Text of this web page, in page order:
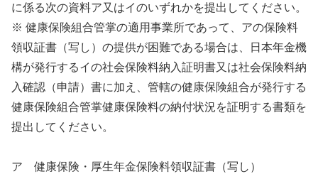
に係る次の資料ア又はイのいずれかを提出してください。
※ 健康保険組合管掌の適用事業所であって、アの保険料
領収証書（写し）の提供が困難である場合は、日本年金機
構が発行するイの社会保険料納入証明書又は社会保険料納
入確認（申請）書に加え、管轄の健康保険組合が発行する
健康保険組合管掌健康保険料の納付状況を証明する書類を
提出してください。
ア 健康保険・厚生年金保険料領収証書（写し）